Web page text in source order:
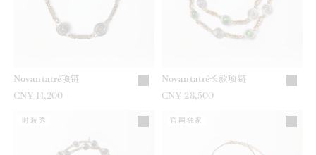
Novantatré项链
CN¥ 11,200
Novantatré长款项链
CN¥ 28,500
时装秀 官网独家